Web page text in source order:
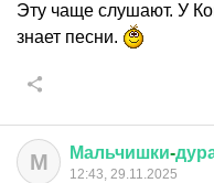
Эту чаще слушают. У
знает песни.
М Мальчишки-
12:43, 29.11.2025